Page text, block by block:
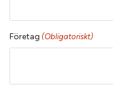
Företag (Obligatoriskt)